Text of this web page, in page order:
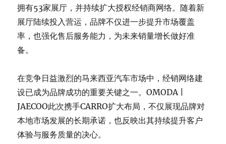
拥有53家展厅，并持续扩大授权经销商网络。随着新
展厅陆续投入营运，品牌不仅进一步提升市场覆盖
率，也强化售后服务能力，为未来销量增长做好准
备。
在竞争日益激烈的马来西亚汽车市场中，经销网络建
设已成为品牌成功的重要关键之一。OMODA |
JAECOO此次携手CARRO扩大布局，不仅展现品牌对
本地市场发展的长期承诺，也反映出其持续提升客户
体验与服务质量的决心。